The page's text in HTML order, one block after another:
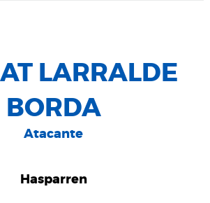
LARRALDE
BORDA
Atacante
Hasparren